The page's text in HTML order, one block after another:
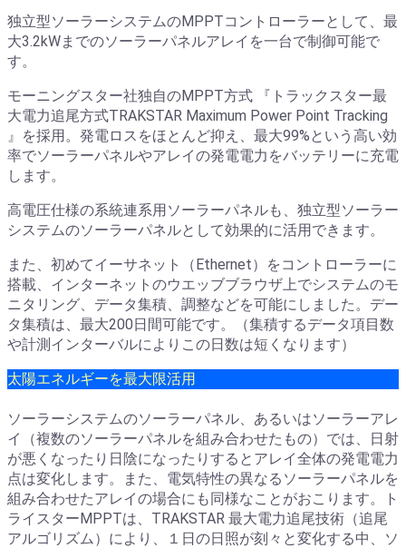
独立型ソーラーシステムのMPPTコントローラーとして、最
大3.2kWまでのソーラーパネルアレイを一台で制御可能で
す。
モーニングスター社独自のMPPT方式 『トラックスター最
大電力追尾方式TRAKSTAR Maximum Power Point Tracking
』を採用。発電ロスをほとんど抑え、最大99%という高い効
率でソーラーパネルやアレイの発電電力をバッテリーに充電
します。
高電圧仕様の系統連系用ソーラーパネルも、独立型ソーラー
システムのソーラーパネルとして効果的に活用できます。
また、初めてイーサネット（Ethernet）をコントローラーに
搭載、インターネットのウエッブブラウザ上でシステムのモ
ニタリング、データ集積、調整などを可能にしました。デー
タ集積は、最大200日間可能です。（集積するデータ項目数
や計測インターバルによりこの日数は短くなります）
太陽エネルギーを最大限活用
ソーラーシステムのソーラーパネル、あるいはソーラーアレ
イ（複数のソーラーパネルを組み合わせたもの）では、日射
が悪くなったり日陰になったりするとアレイ全体の発電電力
点は変化します。また、電気特性の異なるソーラーパネルを
組み合わせたアレイの場合にも同様なことがおこります。ト
ライスターMPPTは、TRAKSTAR 最大電力追尾技術（追尾
アルゴリズム）により、１日の日照が刻々と変化する中、ソ